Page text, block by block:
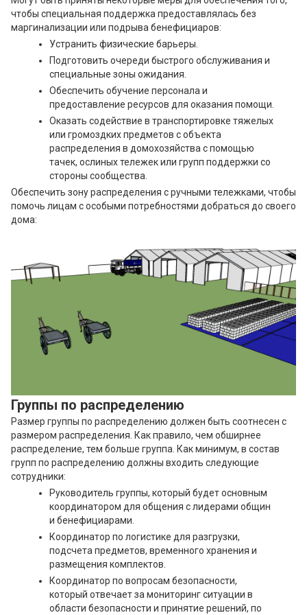
чтобы специальная поддержка предоставлялась без
маргинализации или подрыва бенефициаров:
Устранить физические барьеры.
Подготовить очереди быстрого обслуживания и
специальные зоны ожидания.
Обеспечить обучение персонала и
предоставление ресурсов для оказания помощи.
Оказать содействие в транспортировке тяжелых
или громоздких предметов с объекта
распределения в домохозяйства с помощью
тачек, ослиных тележек или групп поддержки со
стороны сообщества.
Обеспечить зону распределения с ручными тележками, чтобы
помочь лицам с особыми потребностями добраться до своего
дома:
Группы по распределению
Размер группы по распределению должен быть соотнесен с
размером распределения. Как правило, чем обширнее
распределение, тем больше группа. Как минимум, в состав
групп по распределению должны входить следующие
сотрудники:
Руководитель группы, который будет основным
координатором для общения с лидерами общин
и бенефициарами.
Координатор по логистике для разгрузки,
подсчета предметов, временного хранения и
размещения комплектов.
Координатор по вопросам безопасности,
который отвечает за мониторинг ситуации в
области безопасности и принятие решений, по